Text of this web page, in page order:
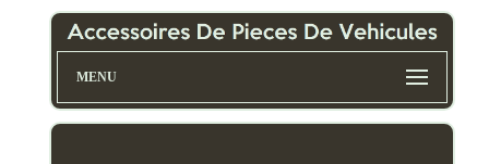
MENU